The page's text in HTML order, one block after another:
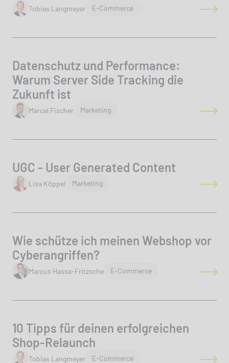
author
Tobias Langmeyer E-Commerce
Datenschutz und Performance:
Warum Server Side Tracking die
Zukunft ist
author
Marcel Fischer Marketing
UGC - User Generated Content
author
Lisa Köppel Marketing
Wie schütze ich meinen Webshop vor
Cyberangriffen?
author
Marcus Hassa-Fritzsche E-Commerce
10 Tipps für deinen erfolgreichen
Shop-Relaunch
author
Tobias Langmeyer E-Commerce